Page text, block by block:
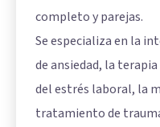
completo y parejas.
Se especializa en la
de ansiedad, la
del estrés laboral, la
tratamiento de